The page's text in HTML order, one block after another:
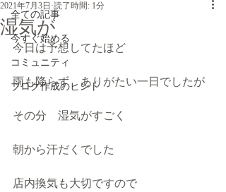
全ての記事
今すぐ始める
コミュニティ
ブログ作成のヒント
湿気が
2021年7月3日 読了時間: 1分
今日は予想してたほど
雨も降らず　ありがたい一日でしたが
その分　湿気がすごく
朝から汗だくでした
店内換気も大切ですので